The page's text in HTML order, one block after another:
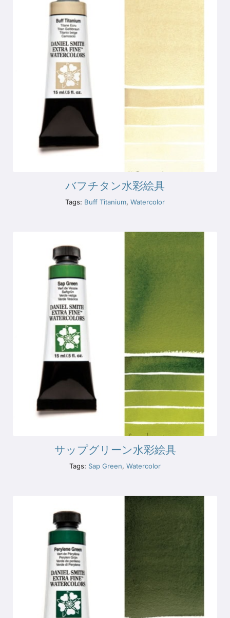
バフチタン水彩絵具
Tags: Buff Titanium, Watercolor
サップグリーン水彩絵具
Tags: Sap Green, Watercolor